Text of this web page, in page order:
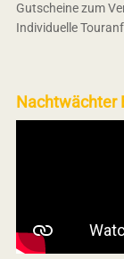
Gutscheine zum
Individuelle
Nachtwächter